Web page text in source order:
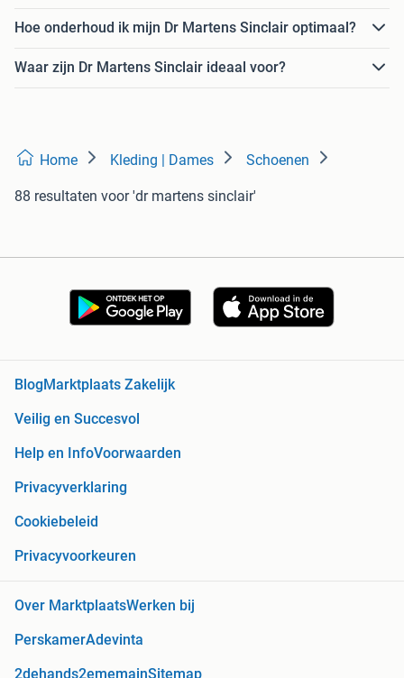
Hoe onderhoud ik mijn Dr Martens Sinclair optimaal?
Waar zijn Dr Martens Sinclair ideaal voor?
Home Kleding | Dames Schoenen
88 resultaten voor 'dr martens sinclair'
BlogMarktplaats Zakelijk
Veilig en Succesvol
Help en InfoVoorwaarden
Privacyverklaring
Cookiebeleid
Privacyvoorkeuren
Over MarktplaatsWerken bij
PerskamerAdevinta
2dehands2ememainSitemap